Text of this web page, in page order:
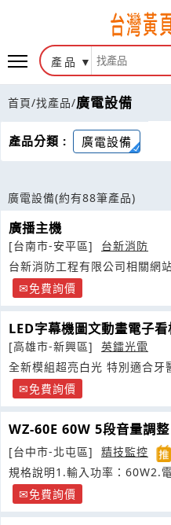
產品
首頁/找產品/廣電設備
產品分類 : 廣電設備
廣電設備(約有88筆產品)
廣播主機
[台南市-安平區]
台新消防
台新消防工程有限公司相關網
站:http://www.taisim.com.tw
免費詢價
LED字幕機圖文動畫電子看
[高雄市-新興區]
英鐳光電
全新模組超亮白光 特別適合牙醫美白診所, 美容整形醫療會所等
等 免費詢價
WZ-60E 60W 5段音量調整
[台中市-北屯區]
精技監控
規格說明1.輸入功率：60W2.
免費詢價